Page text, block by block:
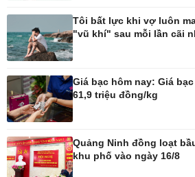
Ô tô
Xe máy
Tư vấn
Doanh
Tôi bất lực khi vợ luôn
"vũ khí" sau mỗi lần cãi
Giá bạc hôm nay: Giá
61,9 triệu đồng/kg
Quảng Ninh đồng loạt
khu phố vào ngày 16/8